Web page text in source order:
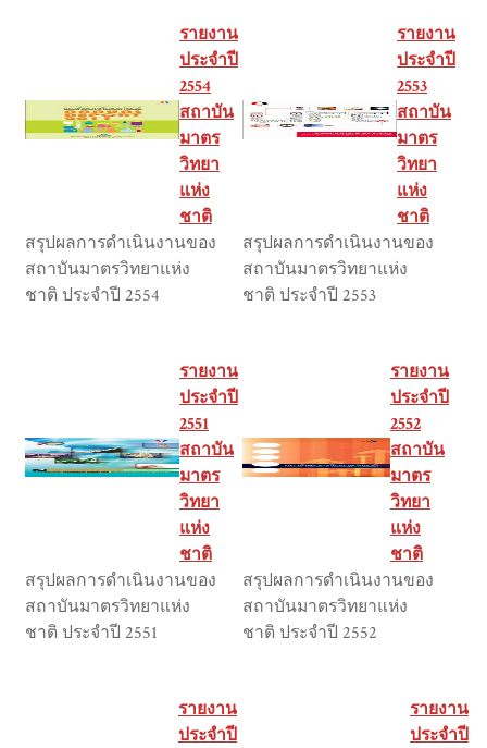
รายงาน
ประจำปี
2554
สถาบัน
มาตร
วิทยา
แห่ง
ชาติ
สรุปผลการดำเนินงานของ
สถาบันมาตรวิทยาแห่ง
ชาติ ประจำปี 2554
รายงาน
ประจำปี
2553
สถาบัน
มาตร
วิทยา
แห่ง
ชาติ
สรุปผลการดำเนินงานของ
สถาบันมาตรวิทยาแห่ง
ชาติ ประจำปี 2553
รายงาน
ประจำปี
2551
สถาบัน
มาตร
วิทยา
แห่ง
ชาติ
สรุปผลการดำเนินงานของ
สถาบันมาตรวิทยาแห่ง
ชาติ ประจำปี 2551
รายงาน
ประจำปี
2552
สถาบัน
มาตร
วิทยา
แห่ง
ชาติ
สรุปผลการดำเนินงานของ
สถาบันมาตรวิทยาแห่ง
ชาติ ประจำปี 2552
รายงาน
ประจำปี
รายงาน
ประจำปี